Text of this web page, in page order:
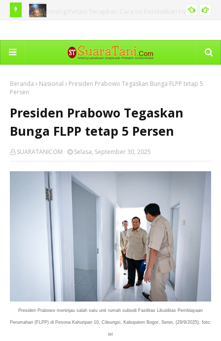
Air Termasuk di Sumut
Beranda Nasional
Presiden Prabowo Tegaskan Bunga FLPP tetap 5
Persen
Presiden Prabowo Tegaskan
Bunga FLPP tetap 5 Persen
SUARATANICOM Selasa, September 30, 2025
Presiden Prabowo meninjau salah satu unit rumah subsidi Fasilitas Likuiditas Pembiayaan
Perumahan (FLPP) di Pesona Kahuripan 10, Cileungsi, Kabupaten Bogor, Senin, (29/9/2025). foto:
ist